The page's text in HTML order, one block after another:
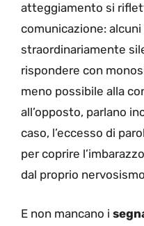
atteggiamento si
comunicazione:
straordinariamente
rispondere con
meno possibile alla
all’opposto, parlano
caso, l’eccesso di
per coprire
dal proprio
E non mancano i